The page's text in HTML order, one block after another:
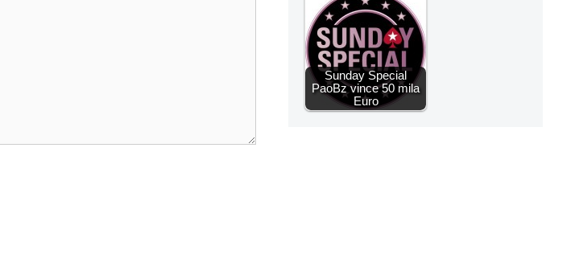
Sunday Special
PaoBz vince 50 mila
Euro